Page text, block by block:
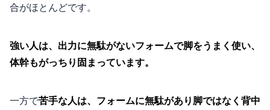
合がほとんどです。
強い人は、出力に無駄がないフォームで脚をうまく使い、
体幹もがっちり固まっています。
一方で苦手な人は、フォームに無駄があり脚ではなく背中